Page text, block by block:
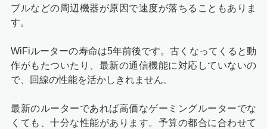
ブルなどの周辺機器が原因で速度が落ちることもありま
す。
WiFiルーターの寿命は5年前後です。古くなってくると動
作がもたついたり、最新の通信機能に対応していないの
で、回線の性能を活かしきれません。
最新のルーターであれば高価なゲーミングルーターでな
くても、十分な性能があります。予算の都合に合わせて